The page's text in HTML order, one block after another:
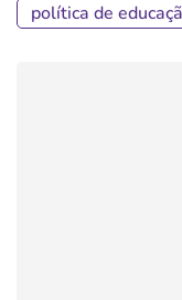
política de